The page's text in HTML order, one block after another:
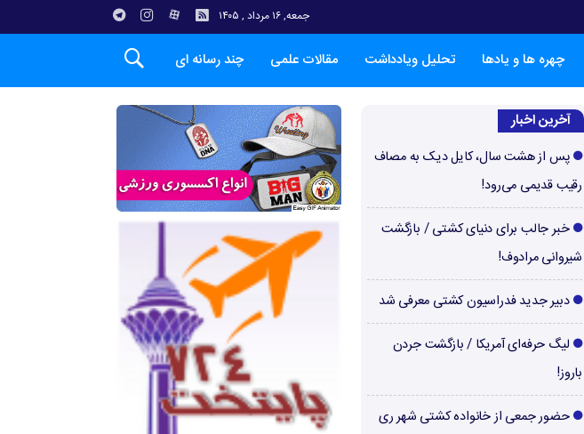
جمعه, ۱۶ مرداد , ۱۴۰۵
چهره ها و یادها تحلیل ویادداشت مقالات علمی چند رسانه ای
آخرین اخبار
پس از هشت سال، کایل دیک به مصاف
رقیب قدیمی می‌رود!
خبر جالب برای دنیای کشتی / بازگشت
شیروانی مرادوف!
دبیر جدید فدراسیون کشتی معرفی شد
لیگ حرفه‌ای آمریکا / بازگشت جردن
باروز!
حضور جمعی از خانواده کشتی شهر ری